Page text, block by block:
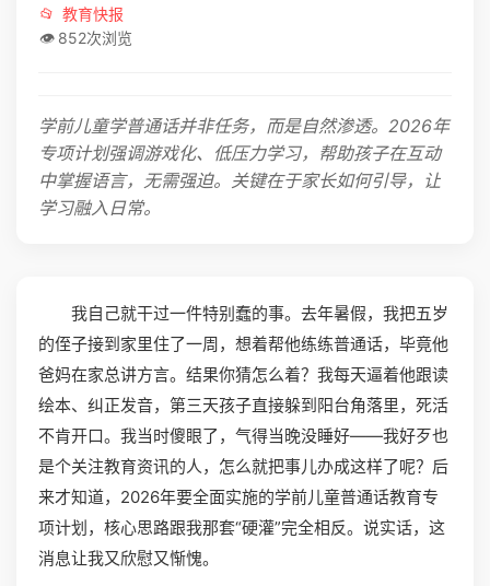
📂 教育快报
👁️ 852次浏览
学前儿童学普通话并非任务，而是自然渗透。2026年
专项计划强调游戏化、低压力学习，帮助孩子在互动
中掌握语言，无需强迫。关键在于家长如何引导，让
学习融入日常。
我自己就干过一件特别蠢的事。去年暑假，我把五岁
的侄子接到家里住了一周，想着帮他练练普通话，毕竟他
爸妈在家总讲方言。结果你猜怎么着？我每天逼着他跟读
绘本、纠正发音，第三天孩子直接躲到阳台角落里，死活
不肯开口。我当时傻眼了，气得当晚没睡好——我好歹也
是个关注教育资讯的人，怎么就把事儿办成这样了呢？后
来才知道，2026年要全面实施的学前儿童普通话教育专
项计划，核心思路跟我那套“硬灌”完全相反。说实话，这
消息让我又欣慰又惭愧。